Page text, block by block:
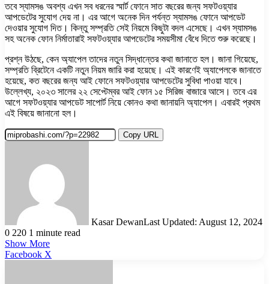
তবে স্যামসঙ অবশ্য এখন সব ধরনের স্মার্ট ফোনে সাত বছরের জন্য সফটওয়্যার
আপডেটের সুযোগ দেয় না। এর আগে অনেক দিন পর্যন্ত স্যামসঙ ফোনে আপডেট
দেওয়ার সুযোগ দিত। কিন্তু সম্প্রতি সেই নিয়মে কিছুটা বদল এসেছে। এখন স্যামসঙ
সহ অনেক ফোন নির্মাতারাই সফটওয়্যার আপডেটের সময়সীমা বেঁধে দিতে শুরু করেছে।
প্রশ্ন উঠছে, কেন অ্যাপেল তাদের নতুন সিদ্ধান্তের কথা জানাতে হল। জানা গিয়েছে,
সম্প্রতি ব্রিটেনে একটি নতুন নিয়ম জারি করা হয়েছে। এই কারণেই অ্যাপেলকে জানাতে
হয়েছে, কত বছরের জন্য আই ফোনে সফটওয়্যার আপডেটের সুবিধা পাওয়া যাবে।
উল্লেখ্য, ২০২৩ সালের ২২ সেপ্টেম্বর আই ফোন ১৫ সিরিজ বাজারে আসে। তবে এর
আগে সফটওয়্যার আপডেট সাপোর্ট নিয়ে কোনও কথা জানায়নি অ্যাপেল। এবারই প্রথম
এই বিষয়ে জানানো হল।
Copy URL
Kasar DewanLast Updated: August 12, 2024
0 220 1 minute read
Show More
Facebook X